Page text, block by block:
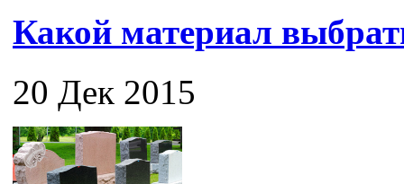
Какой материал
20 Дек 2015